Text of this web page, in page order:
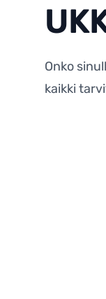
Onko
kaikki